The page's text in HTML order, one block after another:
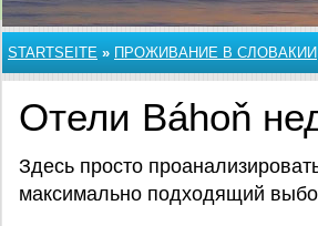
STARTSEITE » ПРОЖИВАНИЕ В СЛОВАКИИ
Отели Báhoň
Здесь просто
максимально подходящий